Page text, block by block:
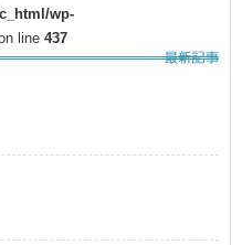
wp-
line 437